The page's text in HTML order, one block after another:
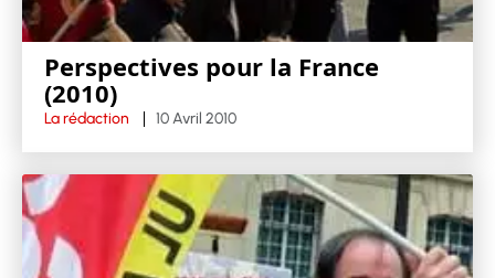
Perspectives pour la France
(2010)
La rédaction 10 Avril 2010